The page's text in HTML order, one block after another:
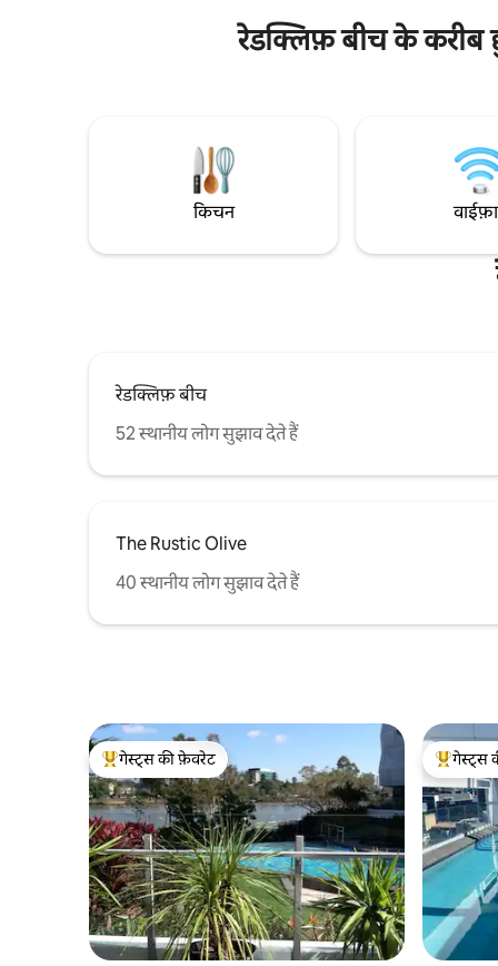
केंद्र में। खूबसूरत समुद्र तट और सूर्यास्त!रेडक्लिफ़ बीच के करीब
किचन
रेडक्लिफ़ बीच
52 स्थानीय लोग सुझाव देते हैं
The Rustic Olive
40 स्थानीय लोग सुझाव देते हैं
गेस्ट्स का टॉप फ़ेवरेट
गेस्ट्स की फ़ेवरेट
गेस्ट्स का
गेस्ट्स